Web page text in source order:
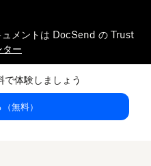
体験しましょう
無料）
ュメントは DocSend の Trust
ター